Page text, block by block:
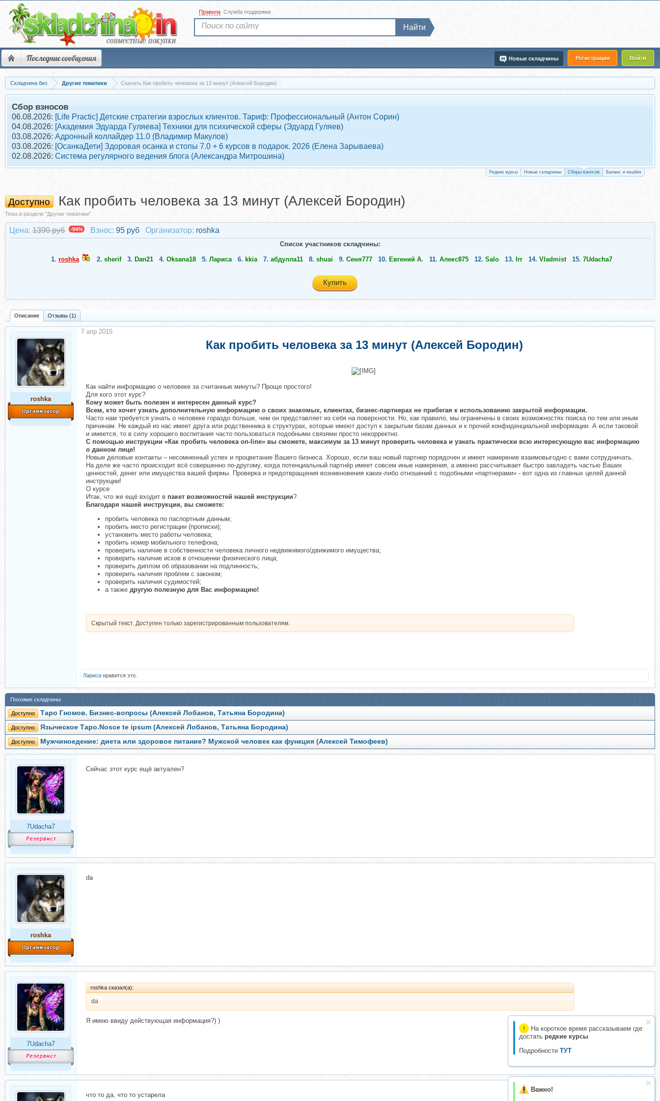
Последние сообщения Регистрация Войти
Новые складчины
Правила Служба поддержки
Найти
Складчина биз Другие тематики Скачать Как пробить человека за 13 минут (Алексей Бородин)
Сбор взносов
06.08.2026: [Life Practic] Детские стратегии взрослых клиентов. Тариф: Профессиональный (Антон Сорин)
04.08.2026: [Академия Эдуарда Гуляева] Техники для психической сферы (Эдуард Гуляев)
03.08.2026: Адронный коллайдер 11.0 (Владимир Макулов)
03.08.2026: [ОсанкаДети] Здоровая осанка и стопы 7.0 + 6 курсов в подарок. 2026 (Елена Зарываева)
02.08.2026: Система регулярного ведения блога (Александра Митрошина)
Редкие курсы Новые складчины Сборы взносов Баланс и кешбек
На короткое время рассказываем где
достать редкие курсы
Подробности ТУТ
Важно!
Доступно Как пробить человека за 13 минут (Алексей Бородин)
Тема в разделе "Другие тематики"
Цена: 1390 руб -94% Взнос: 95 руб Организатор: roshka
Список участников складчины:
1. roshka 2. sherif 3. Dan21 4. Oksana18 5. Лариса 6. kkia 7. абдулла11 8. shuai 9. Сеня777 10. Евгений А. 11. Алекс875 12. Salo 13. Irr 14. Vladmist 15. 7Udacha7
Купить
Описание Отзывы (1)
roshka
Как пробить человека за 13 минут (Алексей Бородин)
Как найти информацию о человеке за считанные минуты? Проще простого!
Для кого этот курс?
Кому может быть полезен и интересен данный курс?
Всем, кто хочет узнать дополнительную информацию о своих знакомых, клиентах, бизнес-партнерах не прибегая к использованию закрытой информации.
Часто нам требуется узнать о человеке гораздо больше, чем он представляет из себя на поверхности. Но, как правило, мы ограничены в своих возможностях поиска по тем или иным
причинам. Не каждый из нас имеет друга или родственника в структурах, которые имеют доступ к закрытым базам данных и к прочей конфиденциальной информации. А если таковой
и имеется, то в силу хорошего воспитания часто пользоваться подобными связями просто некорректно.
С помощью инструкции «Как пробить человека on-line» вы сможете, максимум за 13 минут проверить человека и узнать практически всю интересующую вас информацию
о данном лице!
Новые деловые контакты – несомненный успех и процветание Вашего бизнеса. Хорошо, если ваш новый партнер порядочен и имеет намерение взаимовыгодно с вами сотрудничать.
На деле же часто происходит всё совершенно по-другому, когда потенциальный партнёр имеет совсем иные намерения, а именно рассчитывает быстро завладеть частью Ваших
ценностей, денег или имущества вашей фирмы. Проверка и предотвращения возникновения каких-либо отношений с подобными «партнерами» - вот одна из главных целей данной
инструкции!
О курсе
Итак, что же ещё входит в пакет возможностей нашей инструкции?
Благодаря нашей инструкции, вы сможете:
пробить человека по паспортным данным;
пробить место регистрации (прописки);
установить место работы человека;
пробить номер мобильного телефона;
проверить наличие в собственности человека личного недвижимого/движимого имущества;
проверить наличие исков в отношении физического лица;
проверить диплом об образовании на подлинность;
проверить наличия проблем с законом;
проверить наличия судимостей;
а также другую полезную для Вас информацию!
Скрытый текст. Доступен только зарегистрированным пользователям.
7 апр 2015
Лариса нравится это.
Похожие складчины
Доступно Таро Гномов. Бизнес-вопросы (Алексей Лобанов, Татьяна Бородина)
Доступно Языческое Таро.Nosce te ipsum (Алексей Лобанов, Татьяна Бородина)
Доступно Мужчиноедение: диета или здоровое питание? Мужской человек как функция (Алексей Тимофеев)
7Udacha7
Сейчас этот курс ещё актуален?
roshka
da
7Udacha7
roshka сказал(а):
da
Я имею ввиду действующая информация?) )
что то да, что то устарела